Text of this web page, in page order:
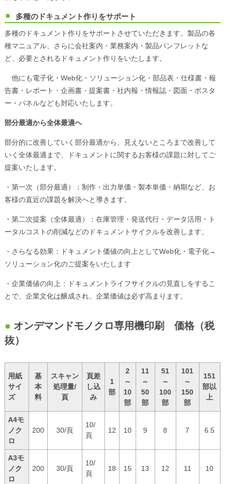
多種のドキュメント作りをサポート
多種のドキュメント作りをサポートさせていただきます。製品の各
種マニュアル、さらに会社案内・業務案内・製品パンフレットな
ど、必要とされるドキュメント作りをいたします。
他にも電子化・Web化・ソリューション化・部品表・仕様書・報
告書・レポート・企画書・提案書・社内報・情報誌・図面・ポスタ
ー・パネルなども対応いたします。
部分最適から全体最適へ
部分的に改善していく部分最適から、見えないところまで改善して
いく全体最適まで、ドキュメントに関するお客様の課題に対してご
提案いたします。
・第一次（部分最適）：制作・出力単価・製本単価・納期など、お
客様の直近の課題を解決へと導きます。
・第二次提案（全体最適）：在庫管理・発送代行・データ活用・ト
ータルコストの削減などのドキュメントサイクルを改善します。
・さらなる効果：ドキュメント価値の向上としてWeb化・電子化→
ソリューション化のご提案をいたします
・企業価値の向上：ドキュメントライフサイクルの見直しをするこ
とで、企業文化は醸成され、企業価値は必ず高まります。
オンデマンドモノクロ専用機印刷 価格（税
抜）
用紙
サイ
ズ
基
本
料
スキャン
処理量/
頁
頁差
し込
み
1
部
2
～
10
部
11
～
50
部
51
～
100
部
101
～
150
部
151
部以
上
A4モ
ノク
ロ
200 30/頁
10/
頁
12 10 9 8 7 6.5
A3モ
ノク
ロ
200 30/頁
10/
頁
18 15 13 12 11 10